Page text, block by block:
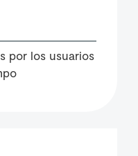
por los usuarios